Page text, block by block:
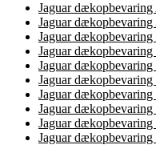
Jaguar dækopbevaring
Jaguar
Jaguar
Jaguar dækopbevaring
Jaguar dækopbevaring
Jaguar dækopbevaring
Jaguar dækopbevaring
Jaguar dækopbevaring
Jaguar
Jaguar